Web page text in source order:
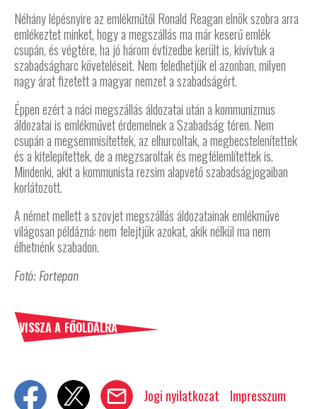
Néhány lépésnyire az emlékműtől Ronald Reagan elnök szobra arra
emlékeztet minket, hogy a megszállás ma már keserű emlék
csupán, és végtére, ha jó három évtizedbe került is, kivívtuk a
szabadságharc követeléseit. Nem feledhetjük el azonban, milyen
nagy árat fizetett a magyar nemzet a szabadságért.
Éppen ezért a náci megszállás áldozatai után a kommunizmus
áldozatai is emlékművet érdemelnek a Szabadság téren. Nem
csupán a megsemmisítettek, az elhurcoltak, a megbecstelenítettek
és a kitelepítettek, de a megzsaroltak és megfélemlítettek is.
Mindenki, akit a kommunista rezsim alapvető szabadságjogaiban
korlátozott.
A német mellett a szovjet megszállás áldozatainak emlékműve
világosan példázná: nem felejtjük azokat, akik nélkül ma nem
élhetnénk szabadon.
Fotó: Fortepan
VISSZA A FŐOLDALRA
Jogi nyilatkozat Impresszum